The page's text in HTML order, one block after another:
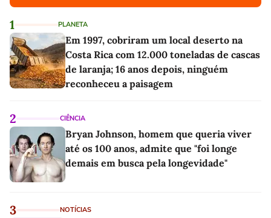
1 PLANETA
Em 1997, cobriram um local deserto na
Costa Rica com 12.000 toneladas de cascas
de laranja; 16 anos depois, ninguém
reconheceu a paisagem
2 CIÊNCIA
Bryan Johnson, homem que queria viver
até os 100 anos, admite que "foi longe
demais em busca pela longevidade"
3 NOTÍCIAS